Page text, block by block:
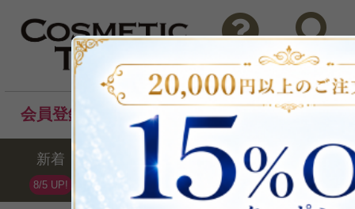
問い合わせ 検索
会員登録後のお買い物でポイントプレゼント！
新着
8/5 UP!
セール ランキング ブ